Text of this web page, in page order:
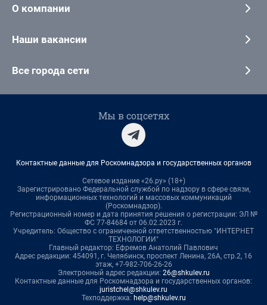
О компании
Наши вакансии
Все города сети
Мы в соцсетях
Контактные данные для Роскомнадзора и государственных органов
Сетевое издание «26.ру» (18+)
Зарегистрировано Федеральной службой по надзору в сфере связи,
информационных технологий и массовых коммуникаций
(Роскомнадзор).
Регистрационный номер и дата принятия решения о регистрации: ЭЛ №
ФС 77-84684 от 06.02.2023 г.
Учредитель: Общество с ограниченной ответственностью "ИНТЕРНЕТ
ТЕХНОЛОГИИ"
Главный редактор: Ефремов Анатолий Павлович
Адрес редакции: 454091, г. Челябинск, проспект Ленина, 26А, стр.2, 16
этаж, +7-982-706-26-26
Электронный адрес редакции: 26@shkulev.ru
Контактные данные для Роскомнадзора и государственных органов:
juristchel@shkulev.ru
Техподдержка: help@shkulev.ru